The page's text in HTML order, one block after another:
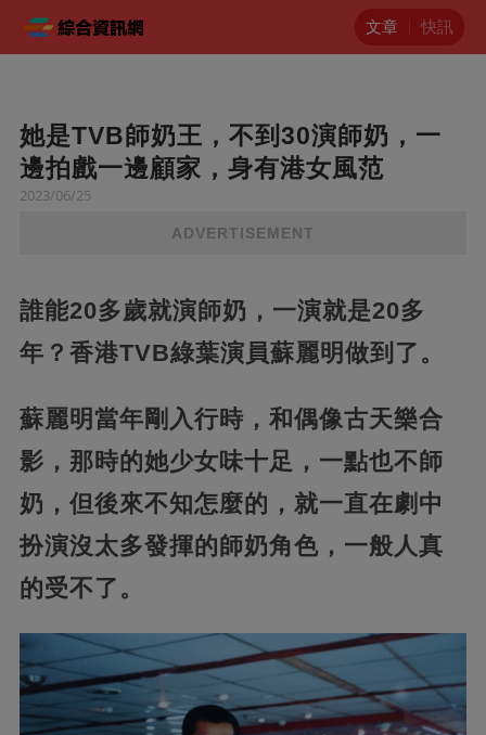
文章 快訊
她是TVB師奶王，不到30演師奶，一
邊拍戲一邊顧家，身有港女風范
2023/06/25
ADVERTISEMENT
誰能20多歲就演師奶，一演就是20多
年？香港TVB綠葉演員蘇麗明做到了。
蘇麗明當年剛入行時，和偶像古天樂合
影，那時的她少女味十足，一點也不師
奶，但後來不知怎麼的，就一直在劇中
扮演沒太多發揮的師奶角色，一般人真
的受不了。